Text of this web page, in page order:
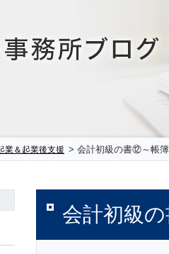
業＆起業後支援 > 会計初級の書⑫～帳
会計初級